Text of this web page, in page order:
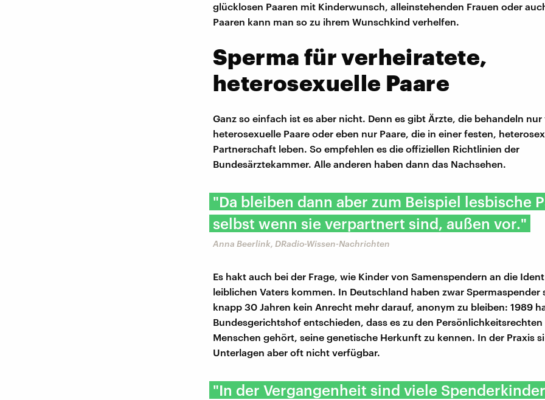
glücklosen Paaren mit Kinderwunsch, alleinstehenden Frauen oder
Paaren kann man so zu ihrem Wunschkind verhelfen.
Sperma für verheiratete,
heterosexuelle Paare
Ganz so einfach ist es aber nicht. Denn es gibt Ärzte, die behandeln
heterosexuelle Paare oder eben nur Paare, die in einer festen,
Partnerschaft leben. So empfehlen es die offiziellen Richtlinien der
Bundesärztekammer. Alle anderen haben dann das Nachsehen.
"Da bleiben dann aber zum Beispiel lesbische
selbst wenn sie verpartnert sind, außen vor."
Anna Beerlink, DRadio-Wissen-Nachrichten
Es hakt auch bei der Frage, wie Kinder von Samenspendern an die
leiblichen Vaters kommen. In Deutschland haben zwar Spermaspender
knapp 30 Jahren kein Anrecht mehr darauf, anonym zu bleiben: 1989
Bundesgerichtshof entschieden, dass es zu den Persönlichkeitsrechten
Menschen gehört, seine genetische Herkunft zu kennen. In der Praxis
Unterlagen aber oft nicht verfügbar.
"In der Vergangenheit sind viele